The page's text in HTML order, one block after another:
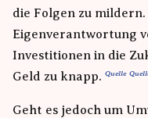
die Folgen zu
Eigenverantwortung
Investitionen in die
Geld zu knapp.
Geht es jedoch um